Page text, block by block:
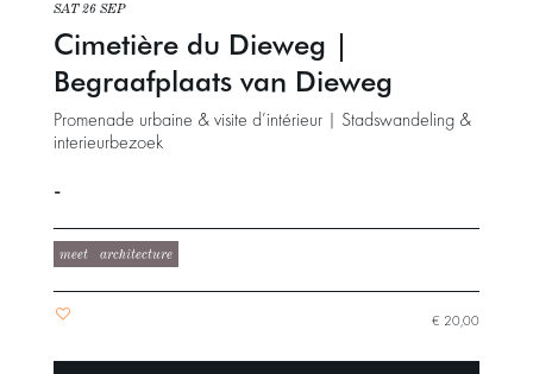
Cimetière du Dieweg |
Begraafplaats van Dieweg
Promenade urbaine & visite d’intérieur | Stadswandeling &
interieurbezoek
SAT 26 SEP
-
meet architecture
€ 20,00